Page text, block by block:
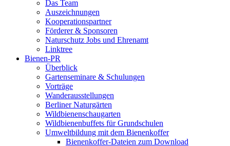
Das Team
Auszeichnungen
Kooperationspartner
Förderer & Sponsoren
Naturschutz Jobs und Ehrenamt
Linktree
Bienen-PR
Überblick
Gartenseminare & Schulungen
Vorträge
Wanderausstellungen
Berliner Naturgärten
Wildbienenschaugarten
Wildbienenbuffets für Grundschulen
Umweltbildung mit dem Bienenkoffer
Bienenkoffer-Dateien zum Download